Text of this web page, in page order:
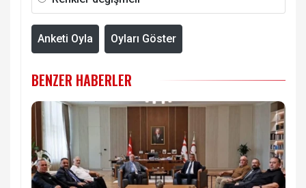
Anketi Oyla Oyları Göster
BENZER HABERLER